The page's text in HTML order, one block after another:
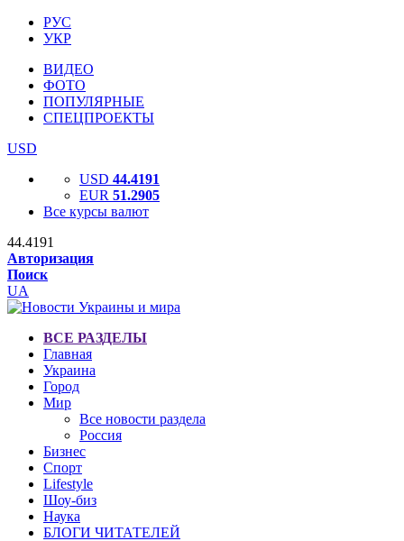
РУС
УКР
ВИДЕО
ФОТО
ПОПУЛЯРНЫЕ
СПЕЦПРОЕКТЫ
USD
USD 44.4191
EUR 51.2905
Все курсы валют
44.4191
Авторизация
Поиск
UA
ВСЕ РАЗДЕЛЫ
Главная
Украина
Город
Мир
Все новости раздела
Россия
Бизнес
Спорт
Lifestyle
Шоу-биз
Наука
БЛОГИ ЧИТАТЕЛЕЙ